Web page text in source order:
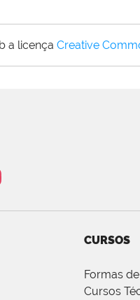
a licença Creative
CURSOS
Formas
Cursos